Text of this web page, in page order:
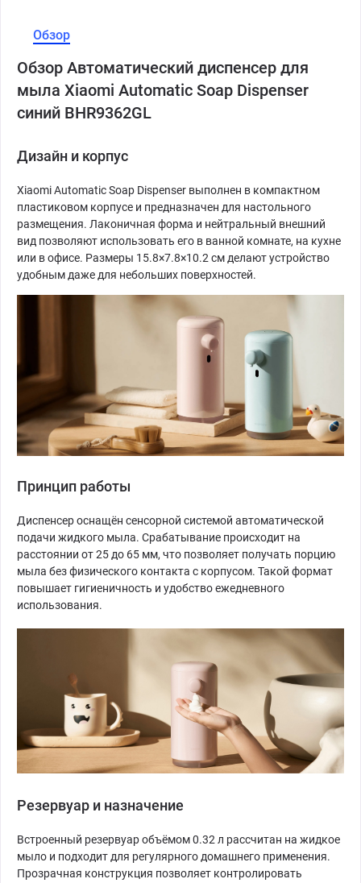
Обзор
Обзор Автоматический диспенсер для
мыла Xiaomi Automatic Soap Dispenser
синий BHR9362GL
Дизайн и корпус
Xiaomi Automatic Soap Dispenser выполнен в компактном
пластиковом корпусе и предназначен для настольного
размещения. Лаконичная форма и нейтральный внешний
вид позволяют использовать его в ванной комнате, на кухне
или в офисе. Размеры 15.8×7.8×10.2 см делают устройство
удобным даже для небольших поверхностей.
Принцип работы
Диспенсер оснащён сенсорной системой автоматической
подачи жидкого мыла. Срабатывание происходит на
расстоянии от 25 до 65 мм, что позволяет получать порцию
мыла без физического контакта с корпусом. Такой формат
повышает гигиеничность и удобство ежедневного
использования.
Резервуар и назначение
Встроенный резервуар объёмом 0.32 л рассчитан на жидкое
мыло и подходит для регулярного домашнего применения.
Прозрачная конструкция позволяет контролировать